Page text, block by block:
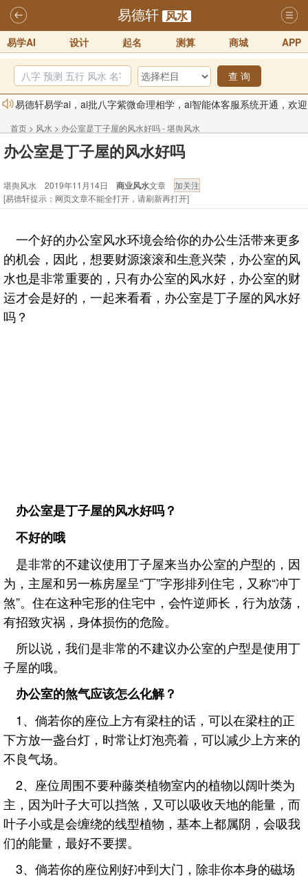
易德轩 风水
易学AI 设计 起名 测算 商城 APP
查 询
易德轩易学ai，ai批八字紫微命理相学，ai智能体客服系统开通，欢迎
易德轩网重构及升能完成，欢迎大家来体验新程序及感觉！！
2025-07-01
2026年化太岁锦囊属马、鼠、牛、龙、兔、狗、鸡生肖化太岁开始预
订！！
2025-10-01
易德轩首席风水大师铁笔居士简介！！
2021-9-2
易德轩通告：本网站易德轩商标及LOGO注册声明
2021-9-7
首页 > 风水 > 办公室是丁子屋的风水好吗 - 堪舆风水
办公室是丁子屋的风水好吗
堪舆风水 2019年11月14日 商业风水文章
[易德轩提示：网页文章不能全打开，请刷新再打开]
一个好的办公室风水环境会给你的办公生活带来更多
的机会，因此，想要财源滚滚和生意兴荣，办公室的风
水也是非常重要的，只有办公室的风水好，办公室的财
运才会是好的，一起来看看，办公室是丁子屋的风水好
吗？
办公室是丁子屋的风水好吗？
不好的哦
是非常的不建议使用丁子屋来当办公室的户型的，因
为，主屋和另一栋房屋呈“丁”字形排列住宅，又称“冲丁
煞”。住在这种宅形的住宅中，会忤逆师长，行为放荡，
有招致灾祸，身体损伤的危险。
所以说，我们是非常的不建议办公室的户型是使用丁
子屋的哦。
办公室的煞气应该怎么化解？
1、倘若你的座位上方有梁柱的话，可以在梁柱的正
下方放一盏台灯，时常让灯泡亮着，可以减少上方来的
不良气场。
2、座位周围不要种藤类植物室内的植物以阔叶类为
主，因为叶子大可以挡煞，又可以吸收天地的能量，而
叶子小或是会缠绕的线型植物，基本上都属阴，会吸我
们的能量，最好不要摆。
3、倘若你的座位刚好冲到大门，除非你本身的磁场